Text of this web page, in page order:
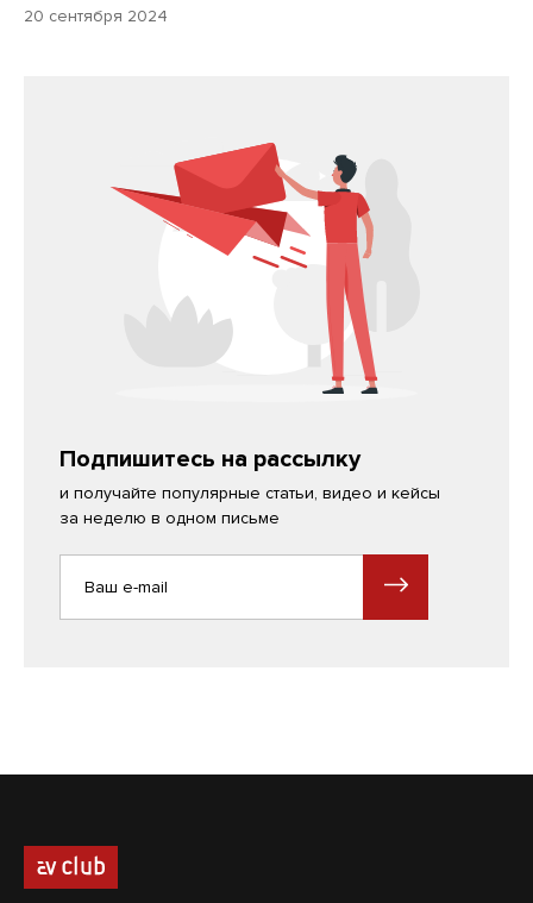
20 сентября 2024
Подпишитесь на рассылку
и получайте популярные статьи, видео и кейсы
за неделю в одном письме